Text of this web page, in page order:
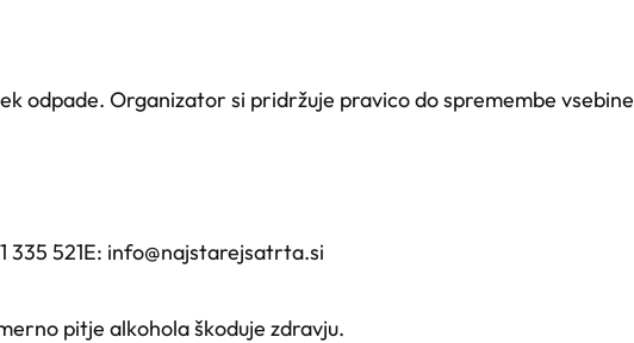
odpade. Organizator si pridržuje pravico do spremembe vsebine
335 521E: info@najstarejsatrta.si
pitje alkohola škoduje zdravju.